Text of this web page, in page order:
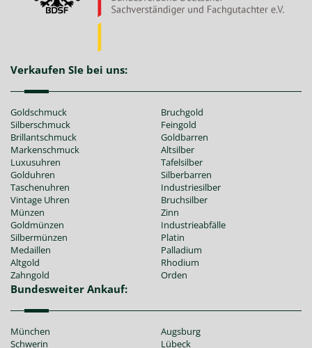
Verkaufen SIe bei uns:
Goldschmuck
Silberschmuck
Brillantschmuck
Markenschmuck
Luxusuhren
Golduhren
Taschenuhren
Vintage Uhren
Münzen
Goldmünzen
Silbermünzen
Medaillen
Altgold
Zahngold
Bruchgold
Feingold
Goldbarren
Altsilber
Tafelsilber
Silberbarren
Industriesilber
Bruchsilber
Zinn
Industrieabfälle
Platin
Palladium
Rhodium
Orden
Bundesweiter Ankauf:
München
Schwerin
Augsburg
Lübeck